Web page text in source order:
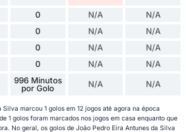
0 N/A N/A
0 N/A N/A
0 N/A N/A
0 N/A N/A
996 Minutos
por Golo
N/A N/A
marcou 1 golos em 12 jogos até agora na época
1 golos foram marcados nos jogos em casa enquanto que
No geral, os golos de João Pedro Eira Antunes da Silva